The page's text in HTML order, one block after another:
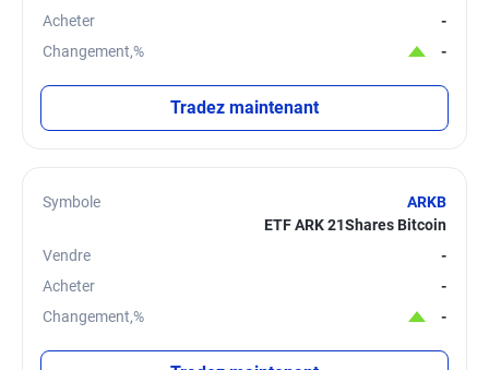
Acheter
-
Changement,%
-
Tradez maintenant
Symbole
ARKB
ETF ARK 21Shares Bitcoin
Vendre
-
Acheter
-
Changement,%
-